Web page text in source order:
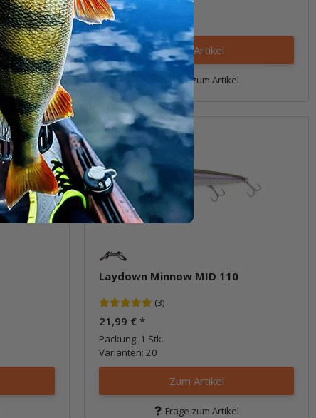
Packung: 1 Stk.
Varianten: 4
Zum Artikel
Frage zum Artikel
Laydown Minnow MID 110
(3)
21,99 € *
Packung: 1 Stk.
Varianten: 20
Zum Artikel
Frage zum Artikel